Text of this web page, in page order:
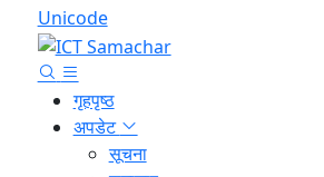
Unicode
गृहपृष्ठ
अपडेट
सूचना